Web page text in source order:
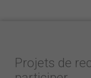
Projets de